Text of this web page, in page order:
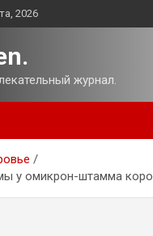
2026
журнал.
у омикрон-штамма